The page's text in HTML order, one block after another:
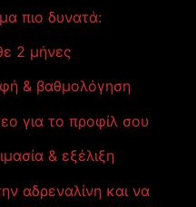
πιο δυνατά:
2 μήνες
& βαθμολόγηση
για το προφίλ σου
& εξέλιξη
αδρεναλίνη και να